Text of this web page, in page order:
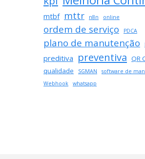
mtbf mttr n8n online
ordem de serviço PDCA
plano de manutenção
preditiva preventiva QR
qualidade
SGMAN
software de
Webhook
whatsapp